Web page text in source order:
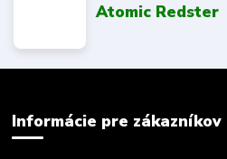
Atomic Redster
Informácie pre zákazníkov